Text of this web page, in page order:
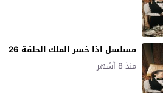
مسلسل اذا خسر الملك الحلقة 26
منذ 8 أشهر